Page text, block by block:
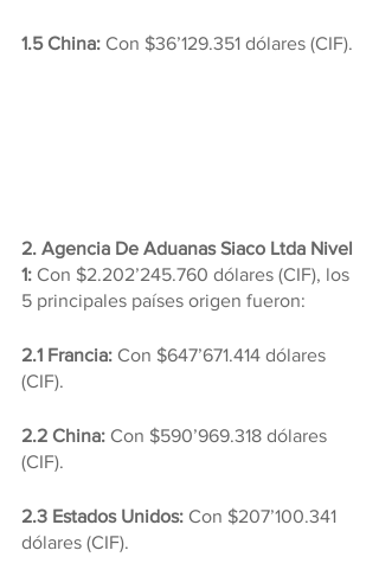
1.5 China: Con $36’129.351 dólares (CIF).
2. Agencia De Aduanas Siaco Ltda Nivel
1: Con $2.202’245.760 dólares (CIF), los
5 principales países origen fueron:
2.1 Francia: Con $647’671.414 dólares
(CIF).
2.2 China: Con $590’969.318 dólares
(CIF).
2.3 Estados Unidos: Con $207’100.341
dólares (CIF).